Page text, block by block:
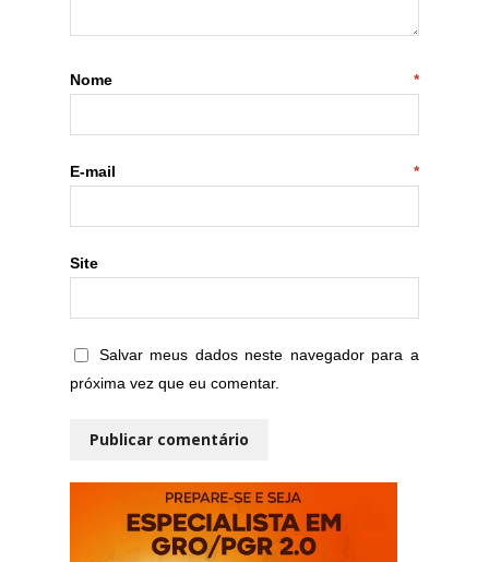
Nome *
E-mail *
Site
Salvar meus dados neste navegador para a
próxima vez que eu comentar.